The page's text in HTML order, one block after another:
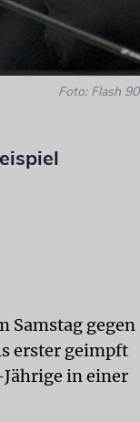
Foto: Flash 90
Samstag gegen
erster geimpft
Jährige in einer